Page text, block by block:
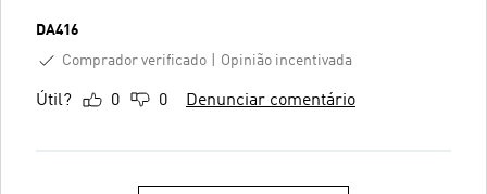
DA416
Comprador verificado
Opinião incentivada
Útil? 0 0 Denunciar comentário